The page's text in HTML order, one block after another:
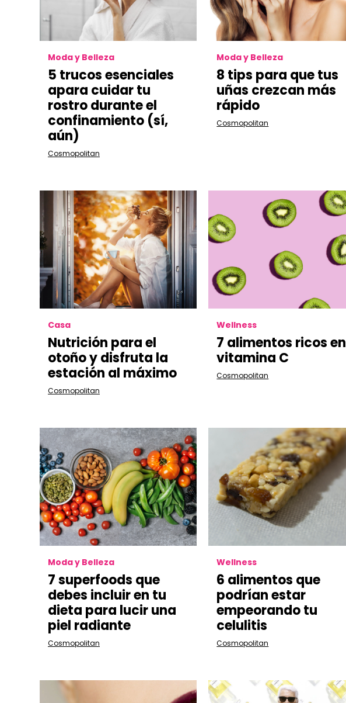
Moda y Belleza
5 trucos esenciales
apara cuidar tu
rostro durante el
confinamiento (sí,
aún)
Cosmopolitan
Moda y Belleza
8 tips para que tus
uñas crezcan más
rápido
Cosmopolitan
Casa
Nutrición para el
otoño y disfruta la
estación al máximo
Cosmopolitan
Wellness
7 alimentos ricos en
vitamina C
Cosmopolitan
Moda y Belleza
7 superfoods que
debes incluir en tu
dieta para lucir una
piel radiante
Cosmopolitan
Wellness
6 alimentos que
podrían estar
empeorando tu
celulitis
Cosmopolitan